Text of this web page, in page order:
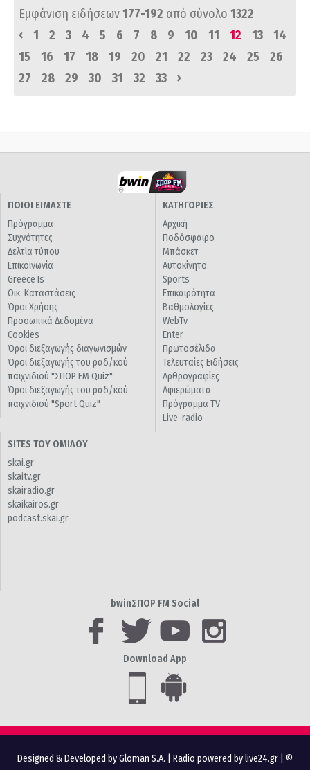
Εμφάνιση ειδήσεων177-192 από σύνολο 1322
‹
1 2 3 4 5 6 7 8 9 10 11 12 13
14
15
16 17 18 19 20 21 22 23 24 25
26
27
28 29 30 31 32 33 ›
ΠΟΙΟΙ ΕΙΜΑΣΤΕ
Πρόγραμμα
Συχνότητες
Δελτία τύπου
Επικοινωνία
Greece Is
Οικ. Καταστάσεις
Όροι Χρήσης
Προσωπικά Δεδομένα
Cookies
Όροι διεξαγωγής διαγωνισμών
Όροι διεξαγωγής του ραδ/κού
παιχνιδιού "ΣΠΟΡ FM Quiz"
Όροι διεξαγωγής του ραδ/κού
παιχνιδιού "Sport Quiz"
ΚΑΤΗΓΟΡΙΕΣ
Αρχική
Ποδόσφαιρο
Μπάσκετ
Αυτοκίνητο
Sports
Επικαιρότητα
Βαθμολογίες
WebTv
Enter
Πρωτοσέλιδα
Τελευταίες Ειδήσεις
Αρθρογραφίες
Αφιερώματα
Πρόγραμμα TV
Live-radio
SITES ΤΟΥ ΟΜΙΛΟΥ
skai.gr
skaitv.gr
skairadio.gr
skaikairos.gr
podcast.skai.gr
bwinΣΠΟΡ FM Social
Download App
Designed & Developed by Gloman S.A. Radio powered by live24.gr | ©